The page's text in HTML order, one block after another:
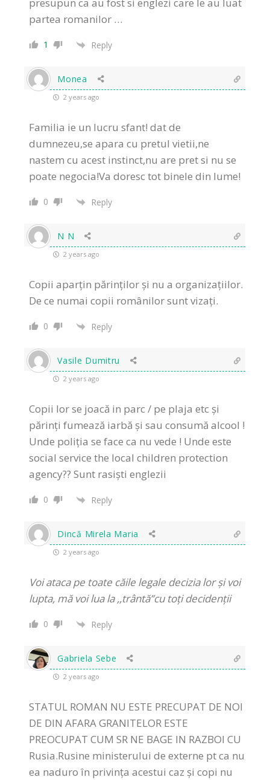
presupun ca au fost si englezi care le au luat
partea romanilor …
1 Reply
Monea
2 years ago
Familia ie un lucru sfant! dat de
dumnezeu,se apara cu pretul vietii,ne
nastem cu acest instinct,nu are pret si nu se
poate negocia!Va doresc tot binele din lume!
0 Reply
N N
2 years ago
Copii aparțin părinților și nu a organizațiilor.
De ce numai copii românilor sunt vizați.
0 Reply
Vasile Dumitru
2 years ago
Copii lor se joacă in parc / pe plaja etc și
părinți fumează iarbă și sau consumă alcool !
Unde poliția se face ca nu vede ! Unde este
social service the local children protection
agency?? Sunt rasiști englezii
0 Reply
Dincă Mirela Maria
2 years ago
Voi ataca pe toate căile legale decizia lor și voi
lupta, mă voi lua la ,,trântă’’cu toți decidenții
0 Reply
Gabriela Sebe
2 years ago
STATUL ROMAN NU ESTE PRECUPAT DE NOI
DE DIN AFARA GRANITELOR ESTE
PREOCUPAT CUM SR NE BAGE IN RAZBOI CU
Rusia.Rusine ministerului de externe pt ca nu
ea naduro în privința acestui caz și copi nu